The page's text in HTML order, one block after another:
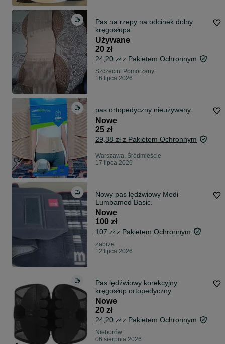
Pas na rzepy na odcinek dolny
kręgosłupa.
Używane
20 zł
24,20 zł z Pakietem Ochronnym
Szczecin, Pomorzany
16 lipca 2026
pas ortopedyczny nieużywany
Nowe
25 zł
29,38 zł z Pakietem Ochronnym
Warszawa, Śródmieście
17 lipca 2026
Nowy pas lędźwiowy Medi
Lumbamed Basic.
Nowe
100 zł
107 zł z Pakietem Ochronnym
Zabrze
12 lipca 2026
Pas lędźwiowy korekcyjny
kręgosłup ortopedyczny
Nowe
20 zł
24,20 zł z Pakietem Ochronnym
Nieborów
06 sierpnia 2026